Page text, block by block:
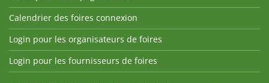
Calendrier des foires connexion
Login pour les organisateurs de foires
Login pour les fournisseurs de foires